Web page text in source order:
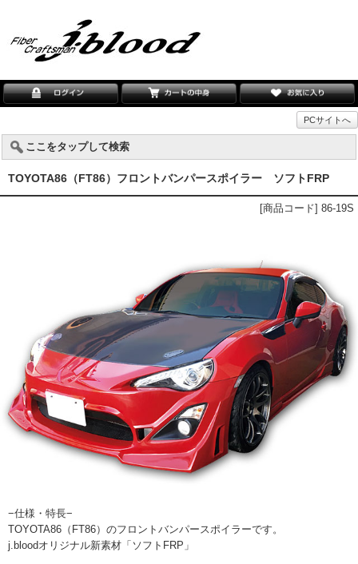
PCサイトへ
ここをタップして検索
TOYOTA86（FT86）フロントバンパースポイラー ソフトFRP
[商品コード] 86-19S
−仕様・特長−
TOYOTA86（FT86）のフロントバンパースポイラーです。
j.bloodオリジナル新素材「ソフトFRP」